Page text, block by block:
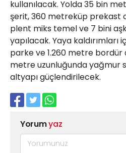
kullanılacak. Yolda 35 bin
şerit, 360 metreküp prekast
plent miks temel ve 7 bini
yapılacak. Yaya kaldırımları
parke ve 1.260 metre bordür
metre uzunluğunda yağmur
altyapı güçlendirilecek.
Yorumyaz